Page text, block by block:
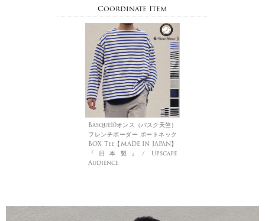
Coordinate Item
Basque10オンス（バスク天竺）
フレンチボーダー ボートネック
BOX Tee【MADE IN JAPAN】
『日本製』/ Upscape
Audience